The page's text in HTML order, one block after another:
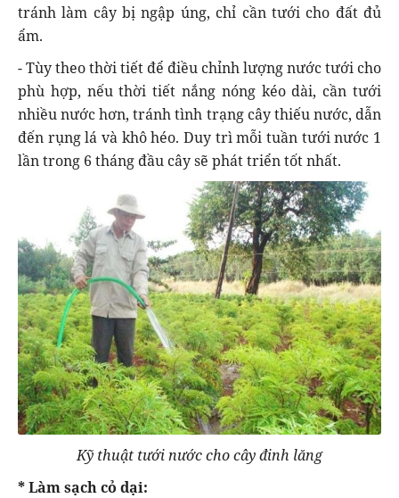
tránh làm cây bị ngập úng, chỉ cần tưới cho đất đủ
ẩm.
- Tùy theo thời tiết để điều chỉnh lượng nước tưới cho
phù hợp, nếu thời tiết nắng nóng kéo dài, cần tưới
nhiều nước hơn, tránh tình trạng cây thiếu nước, dẫn
đến rụng lá và khô héo. Duy trì mỗi tuần tưới nước 1
lần trong 6 tháng đầu cây sẽ phát triển tốt nhất.
Kỹ thuật tưới nước cho cây đinh lăng
* Làm sạch cỏ dại: